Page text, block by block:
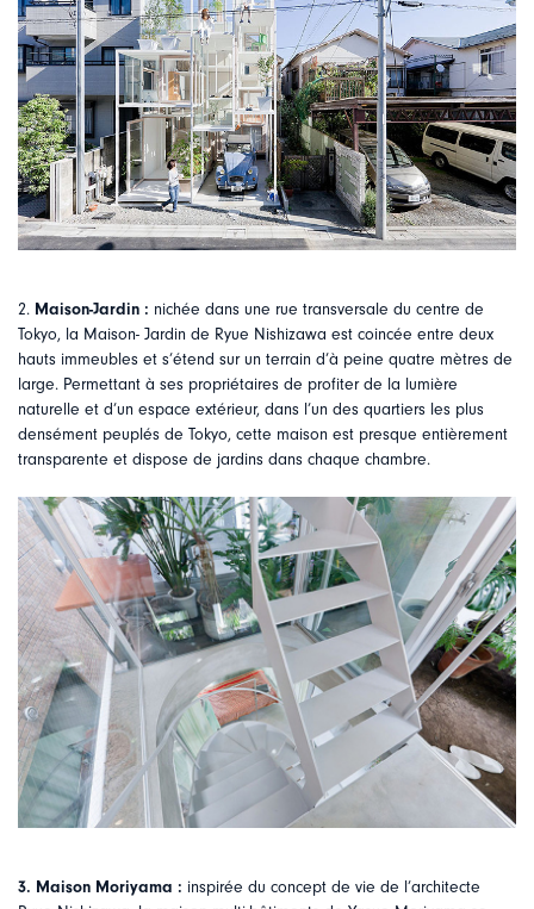
2. Maison-Jardin : nichée dans une rue transversale du centre de
Tokyo, la Maison- Jardin de Ryue Nishizawa est coincée entre deux
hauts immeubles et s’étend sur un terrain d’à peine quatre mètres de
large. Permettant à ses propriétaires de profiter de la lumière
naturelle et d’un espace extérieur, dans l’un des quartiers les plus
densément peuplés de Tokyo, cette maison est presque entièrement
transparente et dispose de jardins dans chaque chambre.
3. Maison Moriyama : inspirée du concept de vie de l’architecte